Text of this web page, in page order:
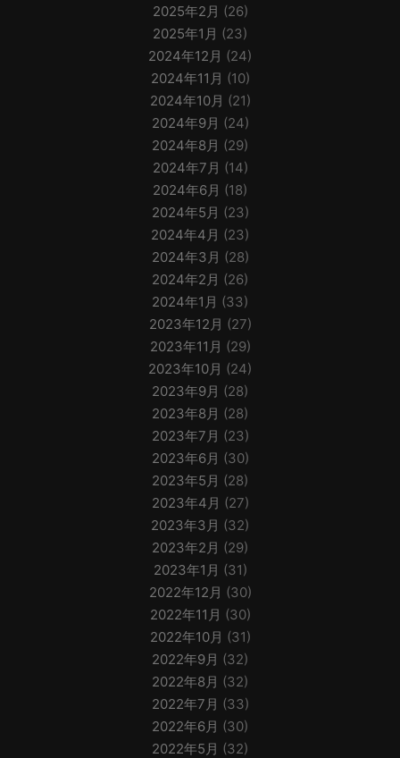
2025年2月 (26)
2025年1月 (23)
2024年12月 (24)
2024年11月 (10)
2024年10月 (21)
2024年9月 (24)
2024年8月 (29)
2024年7月 (14)
2024年6月 (18)
2024年5月 (23)
2024年4月 (23)
2024年3月 (28)
2024年2月 (26)
2024年1月 (33)
2023年12月 (27)
2023年11月 (29)
2023年10月 (24)
2023年9月 (28)
2023年8月 (28)
2023年7月 (23)
2023年6月 (30)
2023年5月 (28)
2023年4月 (27)
2023年3月 (32)
2023年2月 (29)
2023年1月 (31)
2022年12月 (30)
2022年11月 (30)
2022年10月 (31)
2022年9月 (32)
2022年8月 (32)
2022年7月 (33)
2022年6月 (30)
2022年5月 (32)